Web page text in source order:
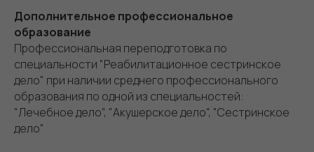
Дополнительное профессиональное
образование
Профессиональная переподготовка по
специальности "Реабилитационное сестринское
дело" при наличии среднего профессионального
образования по одной из специальностей:
"Лечебное дело", "Акушерское дело", "Сестринское
дело"